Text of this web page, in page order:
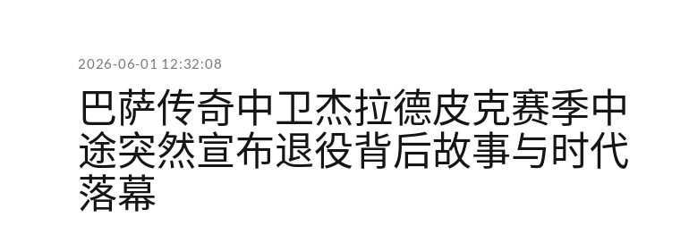
2026-06-01 12:32:08
巴萨传奇中卫杰拉德皮克赛季中
途突然宣布退役背后故事与时代
落幕